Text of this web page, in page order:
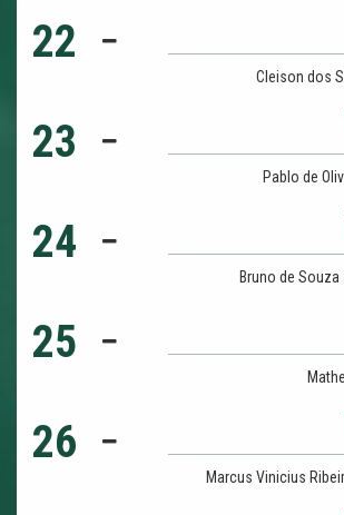
22
Cleison dos
23
Pablo de
24
Bruno de
25
26
Marcus Vinicius